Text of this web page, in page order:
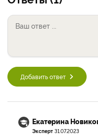
Добавить ответ
Екатерина
Эксперт 31.07.2023